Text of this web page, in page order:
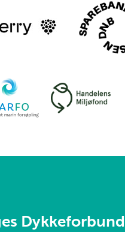
Dykkeforbund